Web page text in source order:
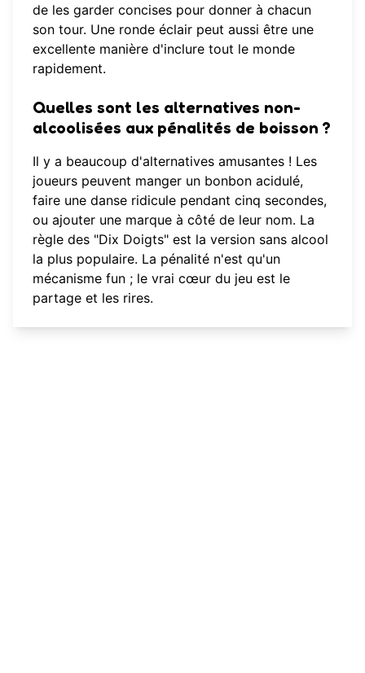
de les garder concises pour donner à chacun
son tour. Une ronde éclair peut aussi être une
excellente manière d'inclure tout le monde
rapidement.
Quelles sont les alternatives non-
alcoolisées aux pénalités de boisson ?
Il y a beaucoup d'alternatives amusantes ! Les
joueurs peuvent manger un bonbon acidulé,
faire une danse ridicule pendant cinq secondes,
ou ajouter une marque à côté de leur nom. La
règle des "Dix Doigts" est la version sans alcool
la plus populaire. La pénalité n'est qu'un
mécanisme fun ; le vrai cœur du jeu est le
partage et les rires.